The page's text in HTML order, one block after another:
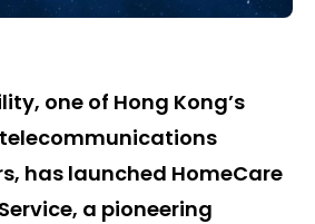
one of Hong Kong’s
has launched HomeCare
a pioneering